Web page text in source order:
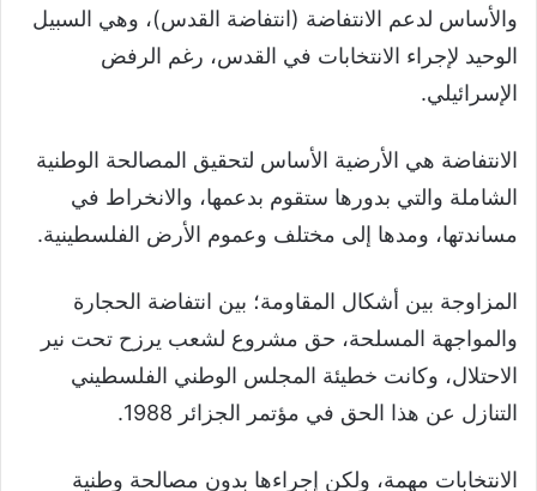
والأساس لدعم الانتفاضة (انتفاضة القدس)، وهي السبيل
الوحيد لإجراء الانتخابات في القدس، رغم الرفض
الإسرائيلي.
الانتفاضة هي الأرضية الأساس لتحقيق المصالحة الوطنية
الشاملة والتي بدورها ستقوم بدعمها، والانخراط في
مساندتها، ومدها إلى مختلف وعموم الأرض الفلسطينية.
المزاوجة بين أشكال المقاومة؛ بين انتفاضة الحجارة
والمواجهة المسلحة، حق مشروع لشعب يرزح تحت نير
الاحتلال، وكانت خطيئة المجلس الوطني الفلسطيني
التنازل عن هذا الحق في مؤتمر الجزائر 1988.
الانتخابات مهمة، ولكن إجراءها بدون مصالحة وطنية